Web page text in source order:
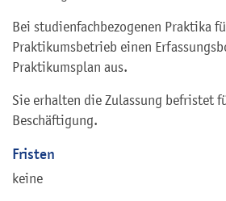
Bei studienfachbezogenen Praktika
Praktikumsbetrieb einen
Praktikumsplan aus.
Sie erhalten die Zulassung befristet
Beschäftigung.
Fristen
keine